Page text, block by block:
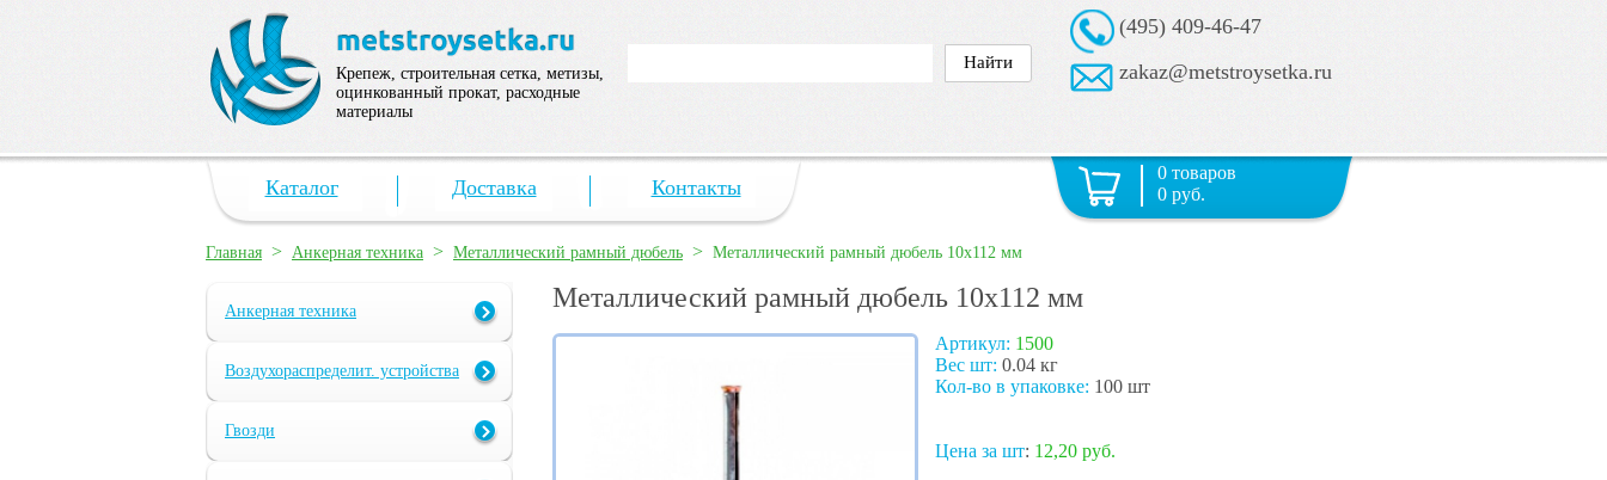
Крепеж, строительная сетка, метизы,
оцинкованный прокат, расходные
материалы
(495) 409-46-47
zakaz@metstroysetka.ru
Каталог Доставка Контакты
0 товаров
0 руб.
Главная > Анкерная техника > Металлический рамный дюбель > Металлический рамный дюбель 10х112 мм
Анкерная техника
Воздухораспределит. устройства
Гвозди
Металлический рамный дюбель 10х112 мм
Артикул: 1500
Вес шт: 0.04 кг
Кол-во в упаковке: 100 шт
Цена за шт: 12,20 руб.